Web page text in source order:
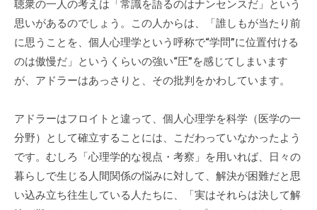
に
談
く
さ
い
。
聴衆の一人の考えは「常識を語るのはナンセンスだ」という
思いがあるのでしょう。この人からは、「誰しもが当たり前
に思うことを、個人心理学という呼称で“学問”に位置付ける
のは傲慢だ」というくらいの強い“圧”を感じてしまいます
が、アドラーはあっさりと、その批判をかわしています。
アドラーはフロイトと違って、個人心理学を科学（医学の一
分野）として確立することには、こだわっていなかったよう
です。むしろ「心理学的な視点・考察」を用いれば、日々の
暮らしで生じる人間関係の悩みに対して、解決が困難だと思
い込み立ち往生している人たちに、「実はそれらは決して解